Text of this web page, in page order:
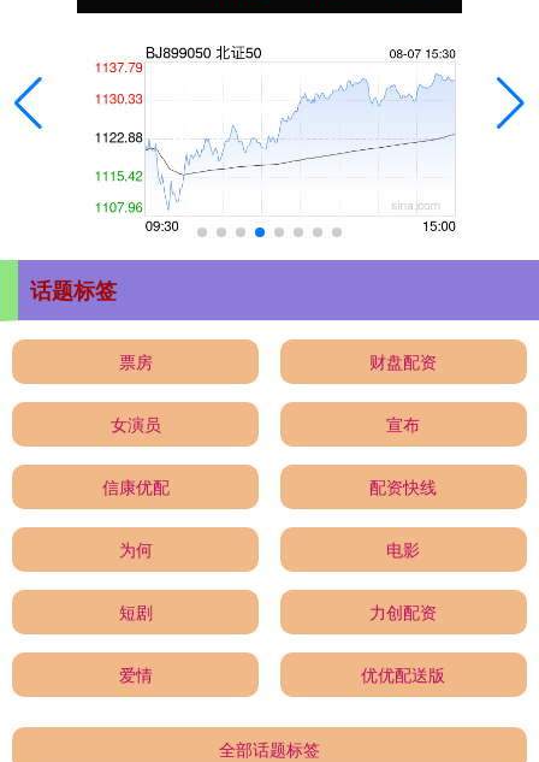
话题标签
票房 财盘配资
女演员 宣布
信康优配 配资快线
为何 电影
短剧 力创配资
爱情 优优配送版
全部话题标签